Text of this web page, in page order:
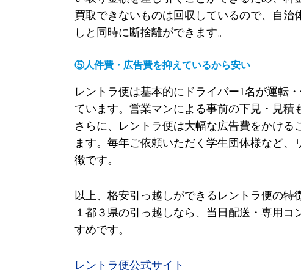
買取できないものは回収しているので、自
しと同時に断捨離ができます。
⑤人件費・広告費を抑えているから安い
レントラ便は基本的にドライバー1名が運転
ています。営業マンによる事前の下見・見積
さらに、レントラ便は大幅な広告費をかけ
ます。毎年ご依頼いただく学生団体様など、
徴です。
以上、格安引っ越しができるレントラ便の特
１都３県の引っ越しなら、当日配送・専用コ
すめです。
レントラ便公式サイト